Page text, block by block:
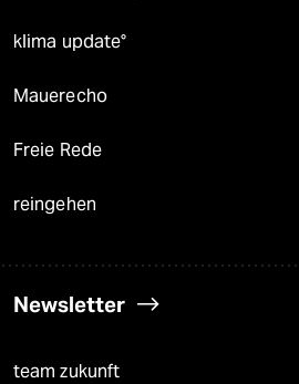
klima update°
Mauerecho
Freie Rede
reingehen
Newsletter
team zukunft